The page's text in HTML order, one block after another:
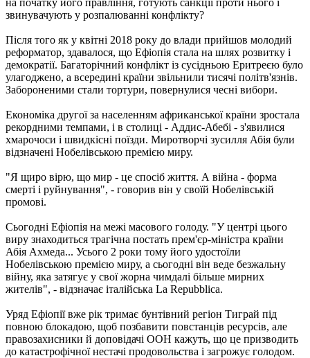
звинувачують у розпалюванні конфлікту?
Після того як у квітні 2018 року до влади прийшов молодий
реформатор, здавалося, що Ефіопія стала на шлях розвитку і
демократії. Багаторічний конфлікт із сусідньою Еритреєю було
улагоджено, а всередині країни звільнили тисячі політв'язнів.
Забороненими стали тортури, повернулися чесні вибори.
Економіка другої за населенням африканської країни зростала
рекордними темпами, і в столиці - Аддис-Абебі - з'явилися
хмарочоси і швидкісні поїзди. Миротворчі зусилля Абія були
відзначені Нобелівською премією миру.
"Я щиро вірю, що мир - це спосіб життя. А війна - форма
смерті і руйнування", - говорив він у своїй Нобелівській
промові.
Сьогодні Ефіопія на межі масового голоду. "У центрі цього
виру знаходиться трагічна постать прем'єр-міністра країни
Абія Ахмеда... Усього 2 роки тому його удостоїли
Нобелівською премією миру, а сьогодні він веде безжальну
війну, яка затягує у свої жорна чимдалі більше мирних
жителів", - відзначає італійська La Repubblica.
Уряд Ефіопії вже рік тримає бунтівний регіон Тиграй під
повною блокадою, щоб позбавити повстанців ресурсів, але
правозахисники й доповідачі ООН кажуть, що це призводить
до катастрофічної нестачі продовольства і загрожує голодом.